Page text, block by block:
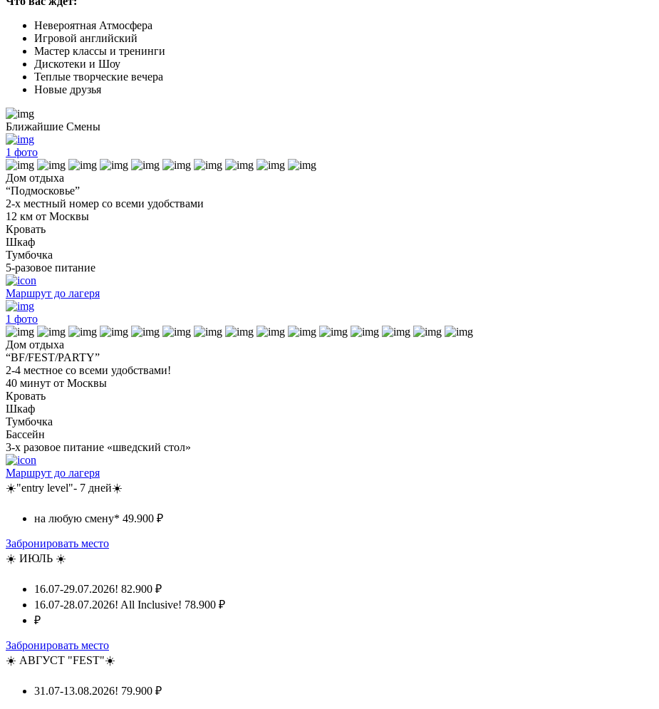
Невероятная Атмосфера
Игровой английский
Мастер классы и тренинги
Дискотеки и Шоу
Теплые творческие вечера
Новые друзья
Ближайшие Смены
1 фото
Дом отдыха
“Подмосковье”
2-х местный номер со всеми удобствами
12 км от Москвы
Кровать
Шкаф
Тумбочка
5-разовое питание
Маршрут до лагеря
1 фото
Дом отдыха
“BF/FEST/PARTY”
2-4 местное со всеми удобствами!
40 минут от Москвы
Кровать
Шкаф
Тумбочка
Бассейн
3-х разовое питание «шведский стол»
Маршрут до лагеря
☀️"entry level"- 7 дней☀️
на любую смену* 49.900 ₽
Забронировать место
☀️ ИЮЛЬ ☀️
16.07-29.07.2026! 82.900 ₽
16.07-28.07.2026! All Inclusive! 78.900 ₽
₽
Забронировать место
☀️ АВГУСТ "FEST"☀️
31.07-13.08.2026! 79.900 ₽